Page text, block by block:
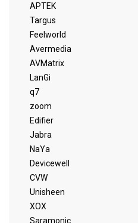
APTEK
Targus
Feelworld
Avermedia
AVMatrix
LanGi
q7
zoom
Edifier
Jabra
NaYa
Devicewell
CVW
Unisheen
XOX
Saramonic